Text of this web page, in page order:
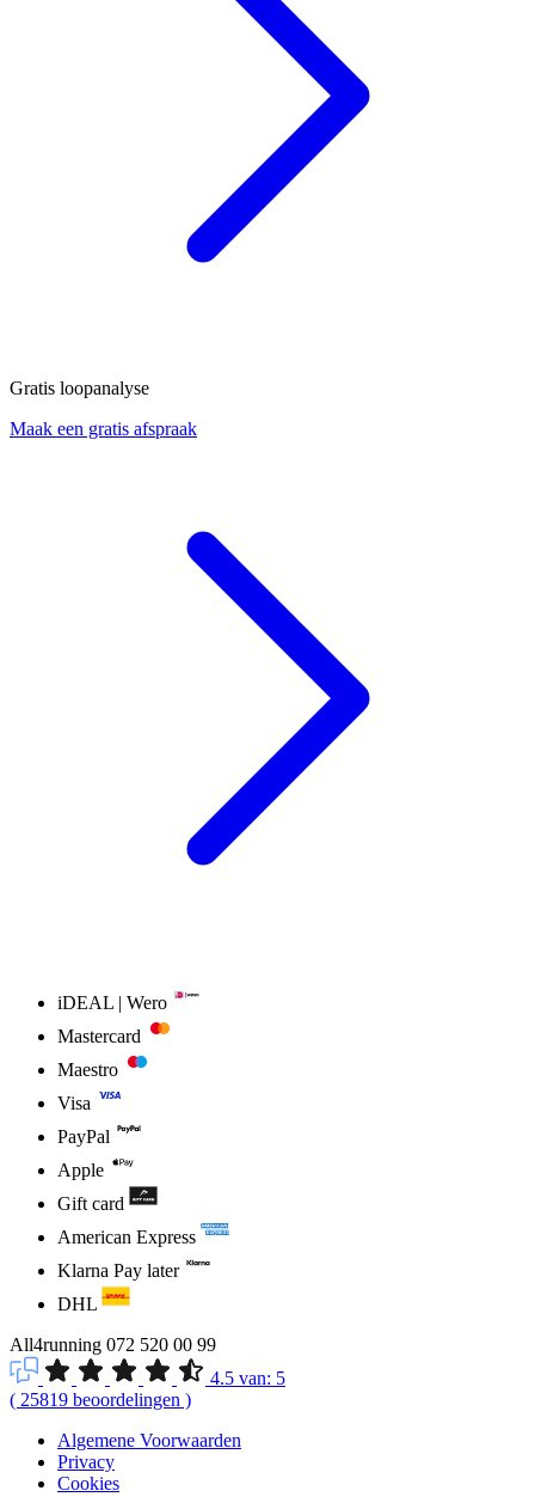
Gratis loopanalyse
Maak een gratis afspraak
iDEAL | Wero
Mastercard
Maestro
Visa
PayPal
Apple
Gift card
American Express
Klarna Pay later
DHL
All4running 072 520 00 99
4.5 van: 5
( 25819 beoordelingen )
Algemene Voorwaarden
Privacy
Cookies